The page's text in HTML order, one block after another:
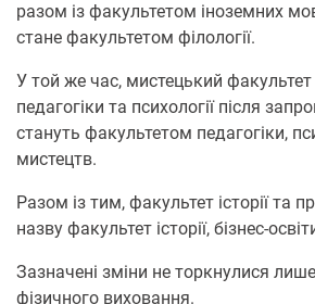
разом із факультетом іноземних
стане факультетом філології.
У той же час, мистецький факультет
педагогіки та психології після
стануть факультетом педагогіки,
мистецтв.
Разом із тим, факультет історії та
назву факультет історії, бізнес-
Зазначені зміни не торкнулися
фізичного виховання.